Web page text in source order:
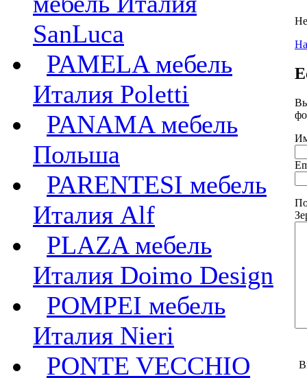
SanLuca
PAMELA мебель
Италия Poletti
PANAMA мебель
Польша
PARENTESI мебель
Италия Alf
PLAZA мебель
Италия Doimo Design
POMPEI мебель
Италия Nieri
PONTE VECCHIO